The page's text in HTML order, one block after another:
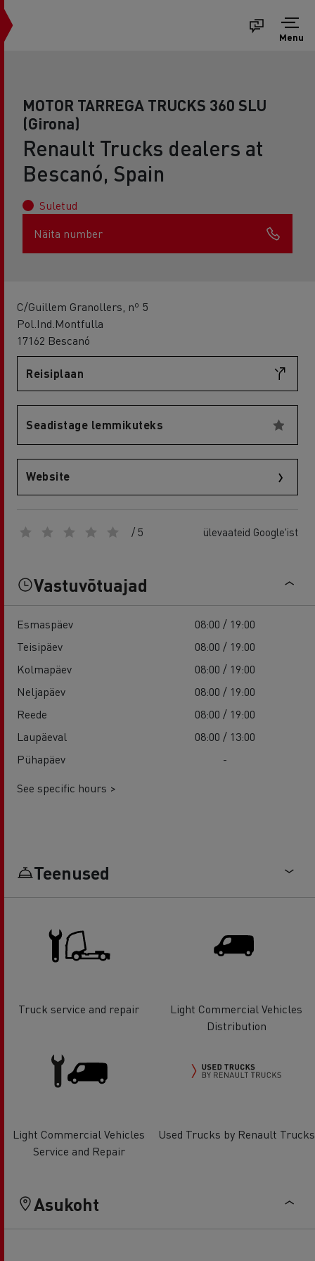
Menu
MOTOR TARREGA TRUCKS 360 SLU
(Girona)
Renault Trucks dealers at
Bescanó, Spain
Suletud
Näita number
C/Guillem Granollers, nº 5
Pol.Ind.Montfulla
17162 Bescanó
Reisiplaan
Seadistage lemmikuteks
Website
/ 5 ülevaateid Google'ist
Vastuvõtuajad
Esmaspäev
08:00 / 19:00
Teisipäev
08:00 / 19:00
Kolmapäev
08:00 / 19:00
Neljapäev
08:00 / 19:00
Reede
08:00 / 19:00
Laupäeval
08:00 / 13:00
Pühapäev
-
See specific hours >
Teenused
Truck service and repair
Light Commercial Vehicles
Distribution
Light Commercial Vehicles
Service and Repair
Used Trucks by Renault Trucks
Asukoht